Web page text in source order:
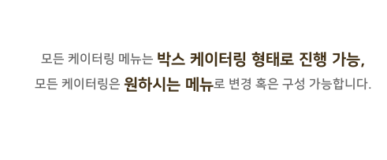
모든 케이터링 메뉴는 박스 케이터링 형태로 진행 가능,
모든 케이터링은원하시는 메뉴로 변경 혹은 구성 가능합니다.